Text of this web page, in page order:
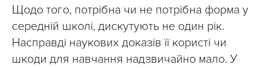
Щодо того, потрібна чи не потрібна форма у
середній школі, дискутують не один рік.
Насправді наукових доказів її користі чи
шкоди для навчання надзвичайно мало. У